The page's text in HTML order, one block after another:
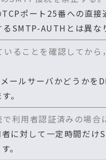
ポート25番への直接
SMTP-AUTHとは異な
ることを確認してから
ールサーバかどうかを
。
利用者認証済みの場合
に対して一定時間だけ
。